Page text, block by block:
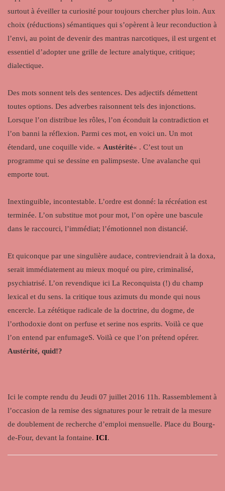
surtout à éveiller ta curiosité pour toujours chercher plus loin. Aux
choix (réductions) sémantiques qui s’opèrent à leur reconduction à
l’envi, au point de devenir des mantras narcotiques, il est urgent et
essentiel d’adopter une grille de lecture analytique, critique;
dialectique.
Des mots sonnent tels des sentences. Des adjectifs démettent
toutes options. Des adverbes raisonnent tels des injonctions.
Lorsque l’on distribue les rôles, l’on éconduit la contradiction et
l’on banni la réflexion. Parmi ces mot, en voici un. Un mot
étendard, une coquille vide. « Austérité« . C’est tout un
programme qui se dessine en palimpseste. Une avalanche qui
emporte tout.
Inextinguible, incontestable. L’ordre est donné: la récréation est
terminée. L’on substitue mot pour mot, l’on opère une bascule
dans le raccourci, l’immédiat; l’émotionnel non distancié.
Et quiconque par une singulière audace, contreviendrait à la doxa,
serait immédiatement au mieux moqué ou pire, criminalisé,
psychiatrisé. L’on revendique ici La Reconquista (!) du champ
lexical et du sens. la critique tous azimuts du monde qui nous
encercle. La zététique radicale de la doctrine, du dogme, de
l’orthodoxie dont on perfuse et serine nos esprits. Voilà ce que
l’on entend par enfumageS. Voilà ce que l’on prétend opérer.
Austérité, quid!?
Ici le compte rendu du Jeudi 07 juillet 2016 11h. Rassemblement à
l’occasion de la remise des signatures pour le retrait de la mesure
de doublement de recherche d’emploi mensuelle. Place du Bourg-
de-Four, devant la fontaine. ICI.